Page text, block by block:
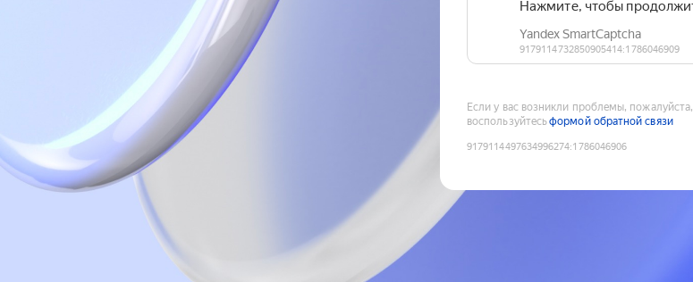
Если у вас возникли проблемы, пожалуйста,
воспользуйтесьформой обратной связи
9179114497634996274:1786046906